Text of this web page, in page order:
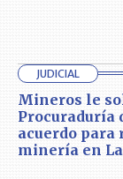
JUDICIAL
Mineros le
Procuraduría
acuerdo para
minería en